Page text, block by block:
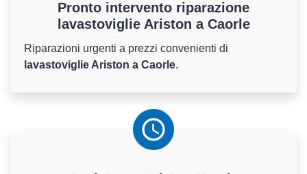
Pronto intervento riparazione
lavastoviglie Ariston a Caorle
Riparazioni urgenti a prezzi convenienti di
lavastoviglie Ariston a Caorle.